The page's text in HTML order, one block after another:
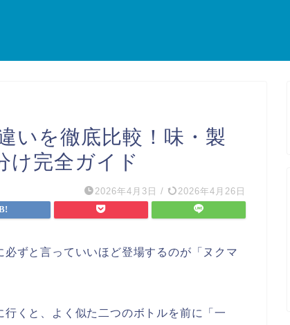
いを徹底比較！味・製
け完全ガイド
2026年4月3日 / 2026年4月26日
ずと言っていいほど登場するのが「ヌクマ
くと、よく似た二つのボトルを前に「一